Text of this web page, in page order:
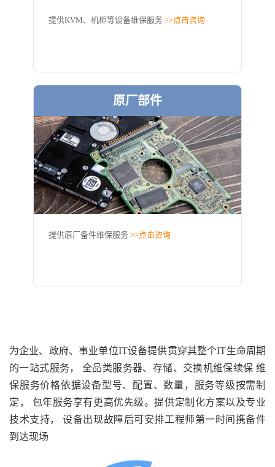
提供KVM、机柜等设备维保服务 >>点击咨询
原厂部件
提供原厂备件维保服务 >>点击咨询
为企业、政府、事业单位IT设备提供贯穿其整个IT生命周期
的一站式服务，
全品类服务器、存储、交换机维保续保 维
保服务价格依据设备型号、配置、数量，服务等级按需制
定，
包年服务享有更高优先级。提供定制化方案以及专业
技术支持，
设备出现故障后可安排工程师第一时间携备件
到达现场